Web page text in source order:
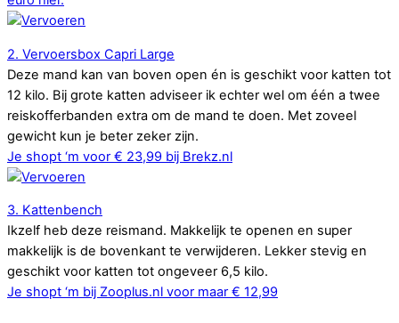
2. Vervoersbox Capri Large
Deze mand kan van boven open én is geschikt voor katten tot
12 kilo. Bij grote katten adviseer ik echter wel om één a twee
reiskofferbanden extra om de mand te doen. Met zoveel
gewicht kun je beter zeker zijn.
Je shopt ‘m voor € 23,99 bij Brekz.nl
3. Kattenbench
Ikzelf heb deze reismand. Makkelijk te openen en super
makkelijk is de bovenkant te verwijderen. Lekker stevig en
geschikt voor katten tot ongeveer 6,5 kilo.
Je shopt ‘m bij Zooplus.nl voor maar € 12,99